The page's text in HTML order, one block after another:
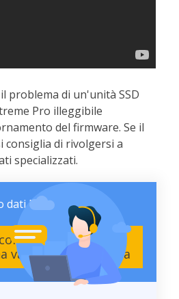
problema di un'unità SSD
Pro illeggibile
del firmware. Se il
consiglia di rivolgersi a
specializzati.
EaseUS
i nostri
valutazione gratuita